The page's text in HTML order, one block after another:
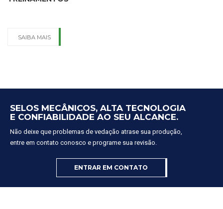
SAIBA MAIS
SELOS MECÂNICOS, ALTA TECNOLOGIA
E CONFIABILIDADE AO SEU ALCANCE.
Não deixe que problemas de vedação atrase sua produção,
entre em contato conosco e programe sua revisão.
ENTRAR EM CONTATO